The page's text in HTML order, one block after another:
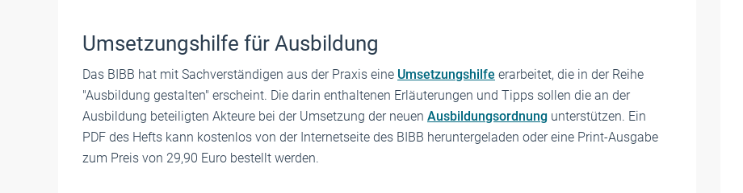
Umsetzungshilfe für Ausbildung
Das BIBB hat mit Sachverständigen aus der Praxis eine Umsetzungshilfe erarbeitet, die in der Reihe
"Ausbildung gestalten" erscheint. Die darin enthaltenen Erläuterungen und Tipps sollen die an der
Ausbildung beteiligten Akteure bei der Umsetzung der neuen Ausbildungsordnung unterstützen. Ein
PDF des Hefts kann kostenlos von der Internetseite des BIBB heruntergeladen oder eine Print-Ausgabe
zum Preis von 29,90 Euro bestellt werden.